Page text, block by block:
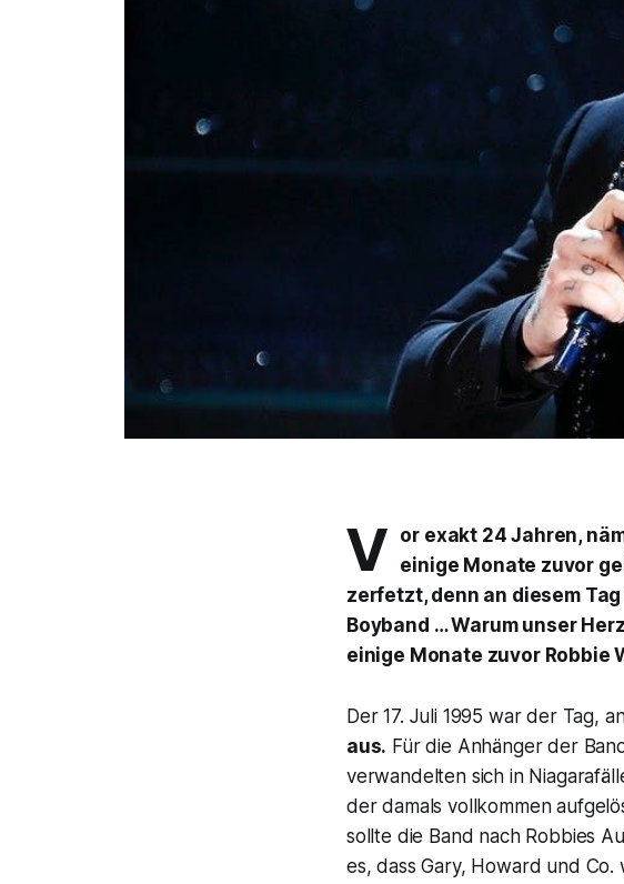
V or exakt 24 Jahren,
einige Monate zuvor
zerfetzt, denn an diesem
Boyband … Warum unser
einige Monate zuvor Robbie
Der 17. Juli 1995 war der Tag,
aus. Für die Anhänger der
verwandelten sich in
der damals vollkommen
sollte die Band nach Robbies
es, dass Gary, Howard und